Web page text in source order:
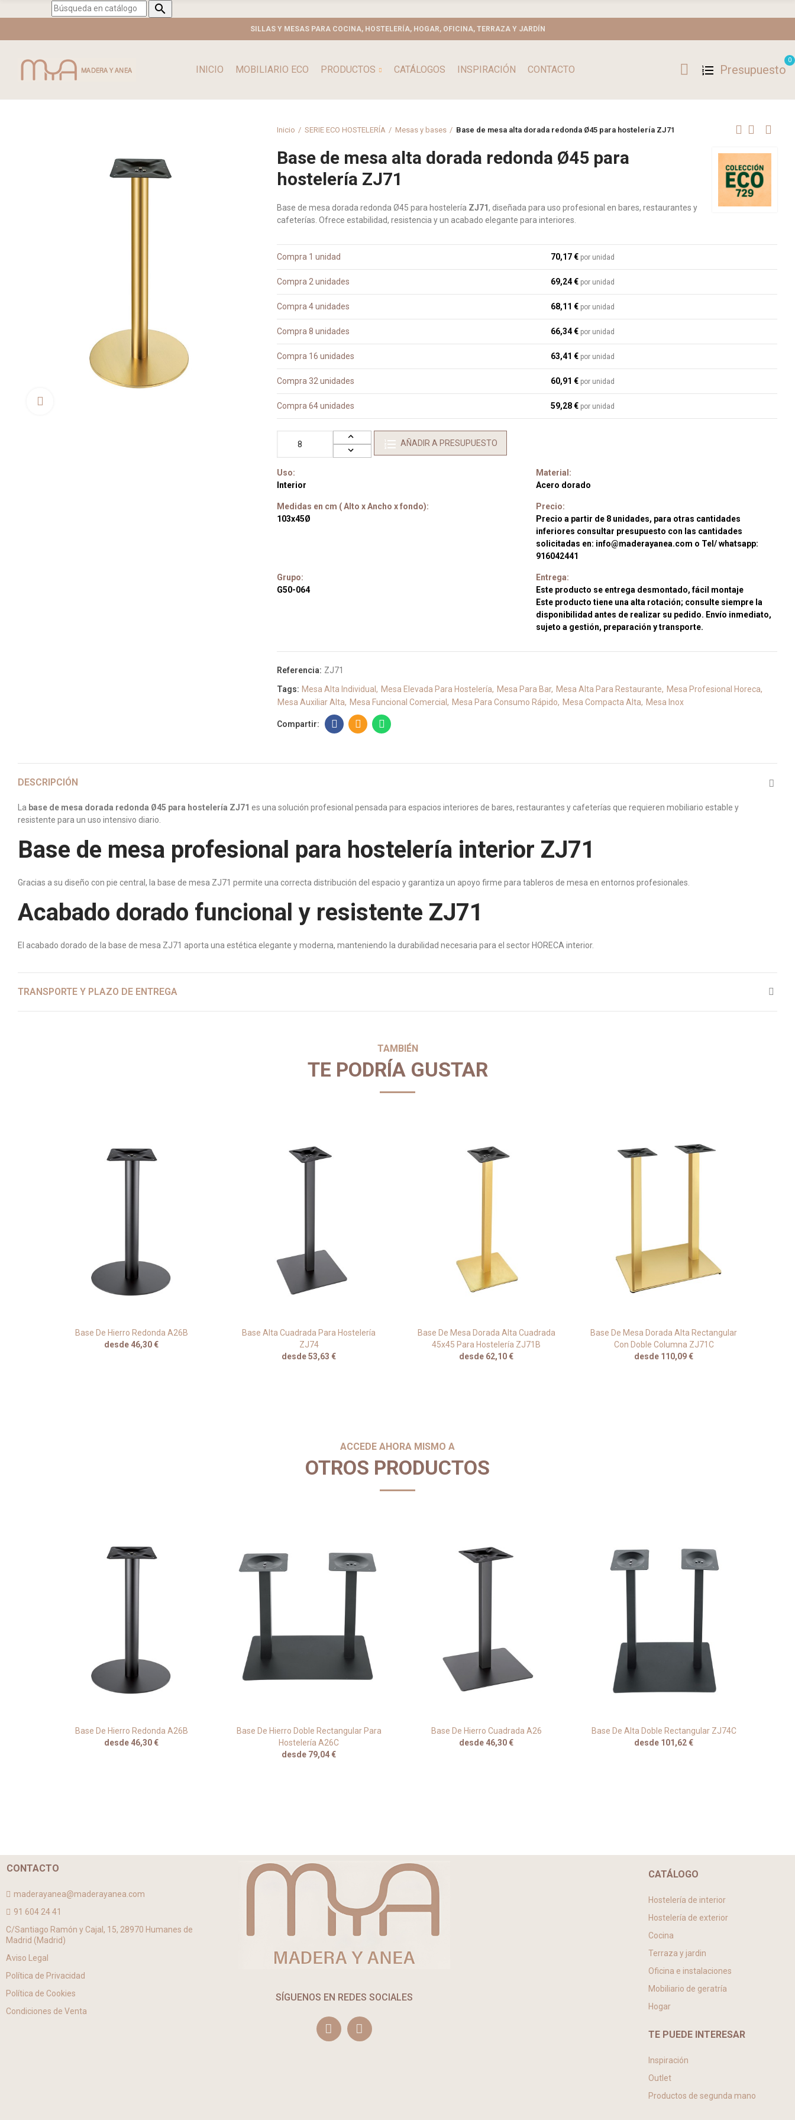

SILLAS Y MESAS PARA COCINA, HOSTELERÍA, HOGAR, OFICINA, TERRAZA Y JARDÍN
INICIO MOBILIARIO ECO PRODUCTOS CATÁLOGOS INSPIRACIÓN CONTACTO Presupuesto
0
Inicio SERIE ECO HOSTELERÍA Mesas y bases Base de mesa alta dorada redonda Ø45 para hostelería ZJ71
Base de mesa alta dorada redonda Ø45 para
hostelería ZJ71
Base de mesa dorada redonda Ø45 para hostelería ZJ71, diseñada para uso profesional en bares, restaurantes y
cafeterías. Ofrece estabilidad, resistencia y un acabado elegante para interiores.
Compra 1 unidad 70,17 € por unidad
Compra 2 unidades 69,24 € por unidad
Compra 4 unidades 68,11 € por unidad
Compra 8 unidades 66,34 € por unidad
Compra 16 unidades 63,41 € por unidad
Compra 32 unidades 60,91 € por unidad
Compra 64 unidades 59,28 € por unidad
AÑADIR A PRESUPUESTO
Uso:
Interior
Material:
Acero dorado
Medidas en cm ( Alto x Ancho x fondo):
103x45Ø
Precio:
Precio a partir de 8 unidades, para otras cantidades
inferiores consultar presupuesto con las cantidades
solicitadas en: info@maderayanea.com o Tel/ whatsapp:
916042441
Grupo:
G50-064
Entrega:
Este producto se entrega desmontado, fácil montaje
Este producto tiene una alta rotación; consulte siempre la
disponibilidad antes de realizar su pedido. Envío inmediato,
sujeto a gestión, preparación y transporte.
Referencia: ZJ71
Tags: Mesa Alta Individual Mesa Elevada Para Hostelería Mesa Para Bar Mesa Alta Para Restaurante
Mesa Profesional Horeca
Mesa Auxiliar Alta
Mesa Funcional Comercial Mesa Para Consumo Rápido Mesa Compacta Alta Mesa Inox
DESCRIPCIÓN
La base de mesa dorada redonda Ø45 para hostelería ZJ71 es una solución profesional pensada para espacios interiores de bares, restaurantes y cafeterías que requieren mobiliario estable y
resistente para un uso intensivo diario.
Base de mesa profesional para hostelería interior ZJ71
Gracias a su diseño con pie central, la base de mesa ZJ71 permite una correcta distribución del espacio y garantiza un apoyo firme para tableros de mesa en entornos profesionales.
Acabado dorado funcional y resistente ZJ71
El acabado dorado de la base de mesa ZJ71 aporta una estética elegante y moderna, manteniendo la durabilidad necesaria para el sector HORECA interior.
TRANSPORTE Y PLAZO DE ENTREGA
TAMBIÉN
TE PODRÍA GUSTAR
Base De Hierro Redonda A26B
desde 46,30 €
Base Alta Cuadrada Para Hostelería
ZJ74
desde 53,63 €
Base De Mesa Dorada Alta Cuadrada
45x45 Para Hostelería ZJ71B
desde 62,10 €
Base De Mesa Dorada Alta Rectangular
Con Doble Columna ZJ71C
desde 110,09 €
ACCEDE AHORA MISMO A
OTROS PRODUCTOS
Base De Hierro Redonda A26B
desde 46,30 €
Base De Hierro Doble Rectangular Para
Hostelería A26C
desde 79,04 €
Base De Hierro Cuadrada A26
desde 46,30 €
Base De Alta Doble Rectangular ZJ74C
desde 101,62 €
CONTACTO
maderayanea@maderayanea.com
91 604 24 41
C/Santiago Ramón y Cajal, 15, 28970 Humanes de
Madrid (Madrid)
Aviso Legal
Política de Privacidad
Política de Cookies
Condiciones de Venta
SÍGUENOS EN REDES SOCIALES
CATÁLOGO
Hostelería de interior
Hostelería de exterior
Cocina
Terraza y jardin
Oficina e instalaciones
Mobiliario de geratría
Hogar
TE PUEDE INTERESAR
Inspiración
Outlet
Productos de segunda mano